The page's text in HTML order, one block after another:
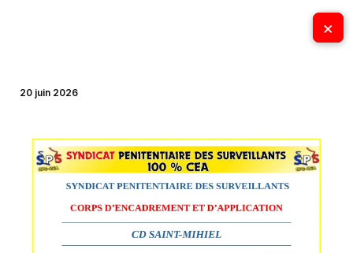
×
20 juin 2026
×